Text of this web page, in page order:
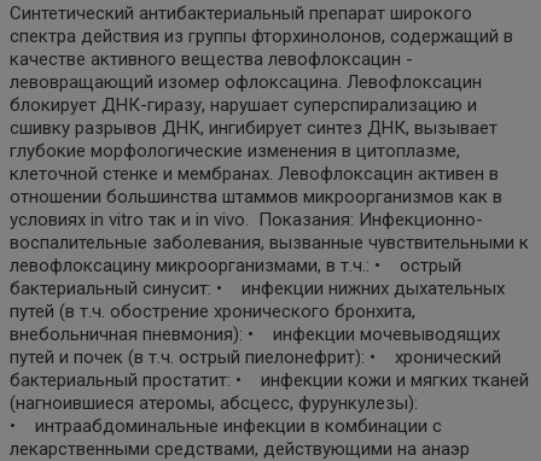
Синтетический антибактериальный препарат широкого
спектра действия из группы фторхинолонов, содержащий в
качестве активного вещества левофлоксацин -
левовращающий изомер офлоксацина. Левофлоксацин
блокирует ДНК-гиразу, нарушает суперспирализацию и
сшивку разрывов ДНК, ингибирует синтез ДНК, вызывает
глубокие морфологические изменения в цитоплазме,
клеточной стенке и мембранах. Левофлоксацин активен в
отношении большинства штаммов микроорганизмов как в
условиях in vitro так и in vivo. Показания: Инфекционно-
воспалительные заболевания, вызванные чувствительными к
левофлоксацину микроорганизмами, в т.ч.: • острый
бактериальный синусит: • инфекции нижних дыхательных
путей (в т.ч. обострение хронического бронхита,
внебольничная пневмония): • инфекции мочевыводящих
путей и почек (в т.ч. острый пиелонефрит): • хронический
бактериальный простатит: • инфекции кожи и мягких тканей
(нагноившиеся атеромы, абсцесс, фурункулезы):
• интраабдоминальные инфекции в комбинации с
лекарственными средствами, действующими на анаэр